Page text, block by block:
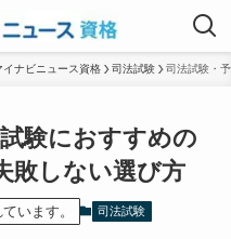
ナビニュース資格 司法試験 司法試験・
験におすすめの
敗しない選び方
います。 司法試験